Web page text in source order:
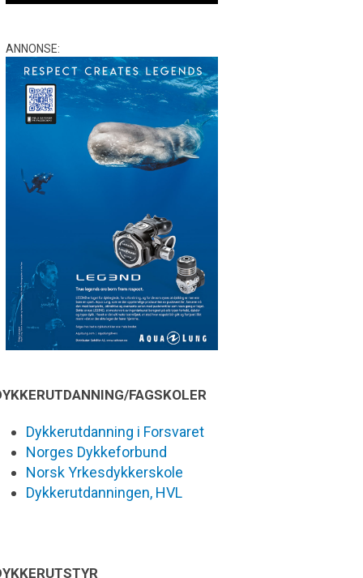
ANNONSE:
FAGSKOLER
Dykkerutdanning i Forsvaret
Norges Dykkeforbund
Norsk Yrkesdykkerskole
Dykkerutdanningen, HVL